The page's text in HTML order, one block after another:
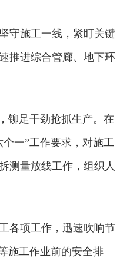
守施工一线，紧盯关键
推进综合管廊、地下环
铆足干劲抢抓生产。在
一”工作要求，对施工
测量放线工作，组织人
各项工作，迅速吹响节
施工作业前的安全排